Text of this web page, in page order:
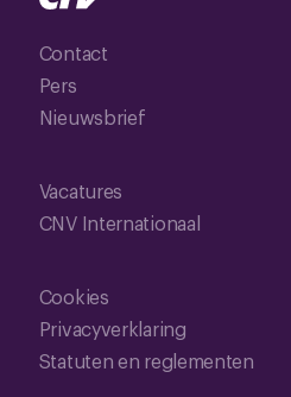
Contact
Pers
Nieuwsbrief
Vacatures
CNV Internationaal
Cookies
Privacyverklaring
Statuten en reglementen